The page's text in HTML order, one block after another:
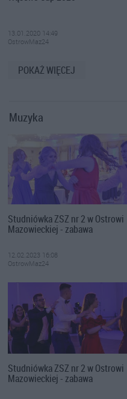
13.01.2020 14:49
OstrowMaz24
POKAŻ WIĘCEJ
Muzyka
Studniówka ZSZ nr 2 w Ostrowi
Mazowieckiej - zabawa
12.02.2023 16:08
OstrowMaz24
Studniówka ZSZ nr 2 w Ostrowi
Mazowieckiej - zabawa